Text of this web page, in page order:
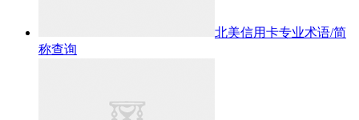
北美信用卡专业术语/简
称查询